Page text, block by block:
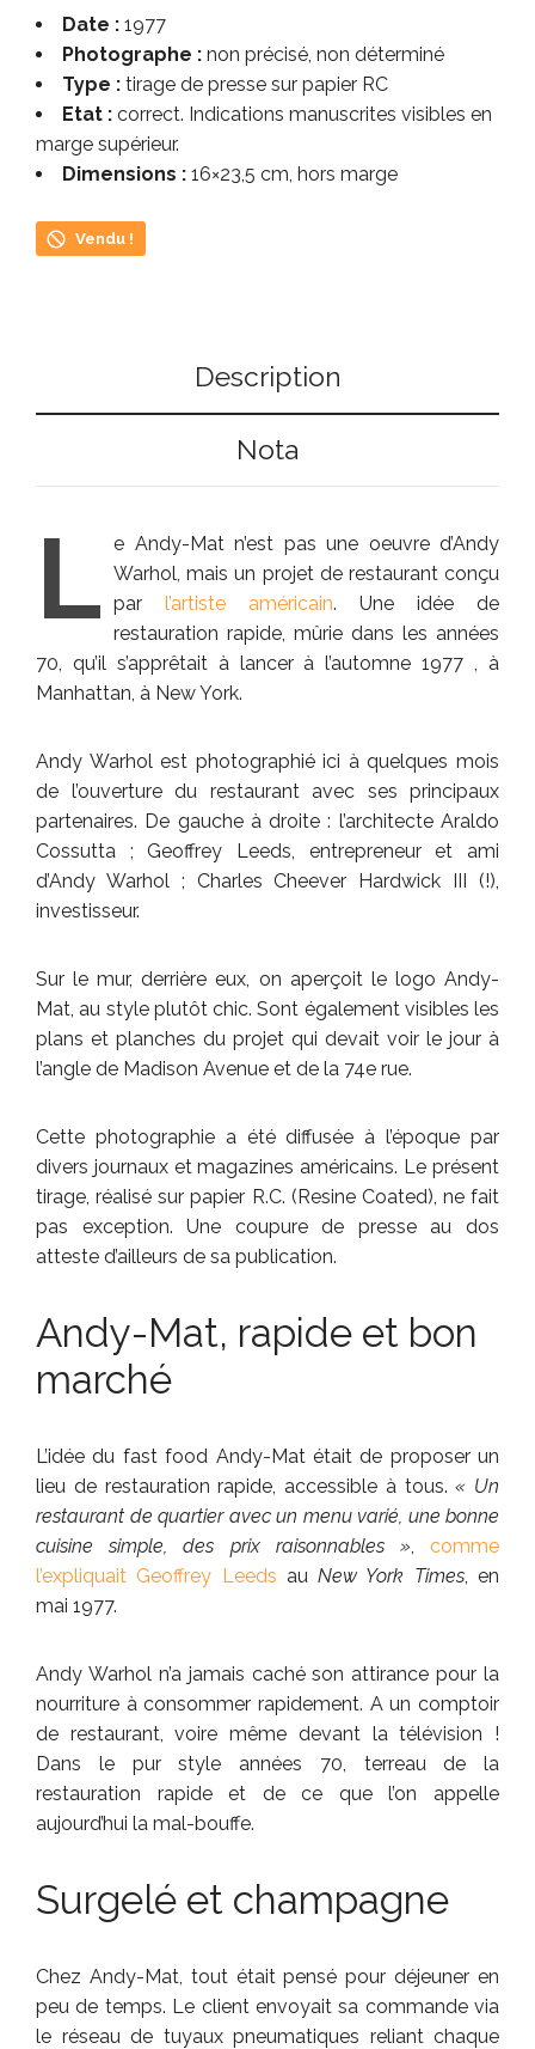
Date : 1977
Photographe : non précisé, non déterminé
Type : tirage de presse sur papier RC
Etat : correct. Indications manuscrites visibles en
marge supérieur.
Dimensions : 16×23,5 cm, hors marge
Vendu !
Description
Nota
L e Andy-Mat n’est pas une oeuvre d’Andy
Warhol, mais un projet de restaurant conçu
par l’artiste américain. Une idée de
restauration rapide, mûrie dans les années
70, qu’il s’apprêtait à lancer à l’automne 1977 , à
Manhattan, à New York.
Andy Warhol est photographié ici à quelques mois
de l’ouverture du restaurant avec ses principaux
partenaires. De gauche à droite : l’architecte Araldo
Cossutta ; Geoffrey Leeds, entrepreneur et ami
d’Andy Warhol ; Charles Cheever Hardwick III (!),
investisseur.
Sur le mur, derrière eux, on aperçoit le logo Andy-
Mat, au style plutôt chic. Sont également visibles les
plans et planches du projet qui devait voir le jour à
l’angle de Madison Avenue et de la 74e rue.
Cette photographie a été diffusée à l’époque par
divers journaux et magazines américains. Le présent
tirage, réalisé sur papier R.C. (Resine Coated), ne fait
pas exception. Une coupure de presse au dos
atteste d’ailleurs de sa publication.
Andy-Mat, rapide et bon
marché
L’idée du fast food Andy-Mat était de proposer un
lieu de restauration rapide, accessible à tous.« Un
restaurant de quartier avec un menu varié, une bonne
cuisine simple, des prix raisonnables » ,comme
l’expliquait Geoffrey Leeds auNew York Times, en
mai 1977.
Andy Warhol n’a jamais caché son attirance pour la
nourriture à consommer rapidement. A un comptoir
de restaurant, voire même devant la télévision !
Dans le pur style années 70, terreau de la
restauration rapide et de ce que l’on appelle
aujourd’hui la mal-bouffe.
Surgelé et champagne
Chez Andy-Mat, tout était pensé pour déjeuner en
peu de temps. Le client envoyait sa commande via
le réseau de tuyaux pneumatiques reliant chaque